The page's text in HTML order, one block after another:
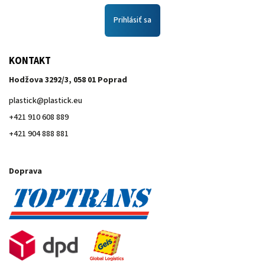
Prihlásiť sa
KONTAKT
Hodžova 3292/3, 058 01 Poprad
plastick@plastick.eu
+421 910 608 889
+421 904 888 881
Doprava